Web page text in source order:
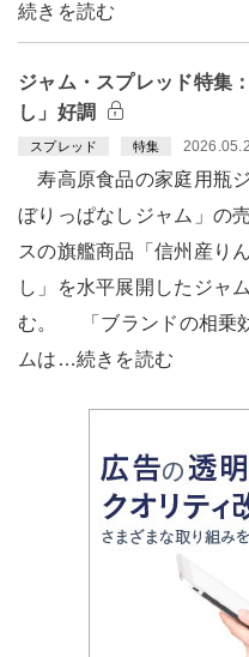
続きを読む
ジャム・スプレッド特集
し」好調
スプレッド 特集
寿高原食品の家庭用瓶
ぼりっぱなしジャム」の
スの旗艦商品「信州産り
し」を水平展開したジャ
む。 「ブランドの相乗
ムは…続きを読む